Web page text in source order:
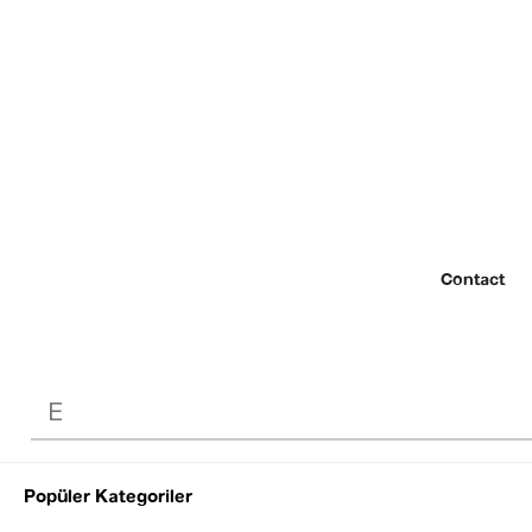
Contact
Popüler Kategoriler